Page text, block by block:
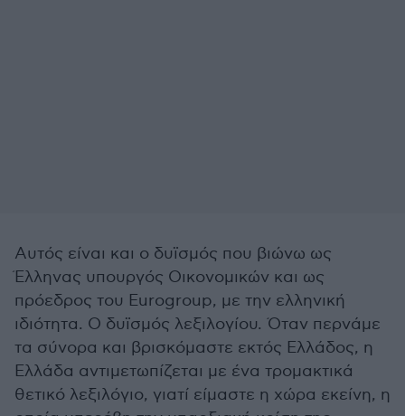
Αυτός είναι και ο δυϊσμός που βιώνω ως
Έλληνας υπουργός Οικονομικών και ως
πρόεδρος του Eurogroup, με την ελληνική
ιδιότητα. Ο δυϊσμός λεξιλογίου. Όταν περνάμε
τα σύνορα και βρισκόμαστε εκτός Ελλάδος, η
Ελλάδα αντιμετωπίζεται με ένα τρομακτικά
θετικό λεξιλόγιο, γιατί είμαστε η χώρα εκείνη, η